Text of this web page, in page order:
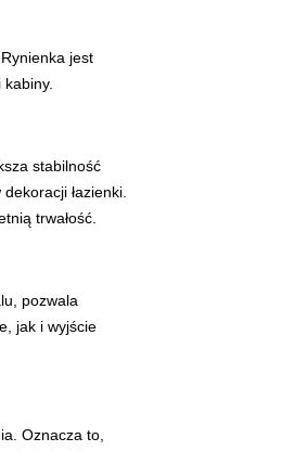
jest
stabilność
łazienki.
trwałość.
pozwala
jak i wyjście
Oznacza to,